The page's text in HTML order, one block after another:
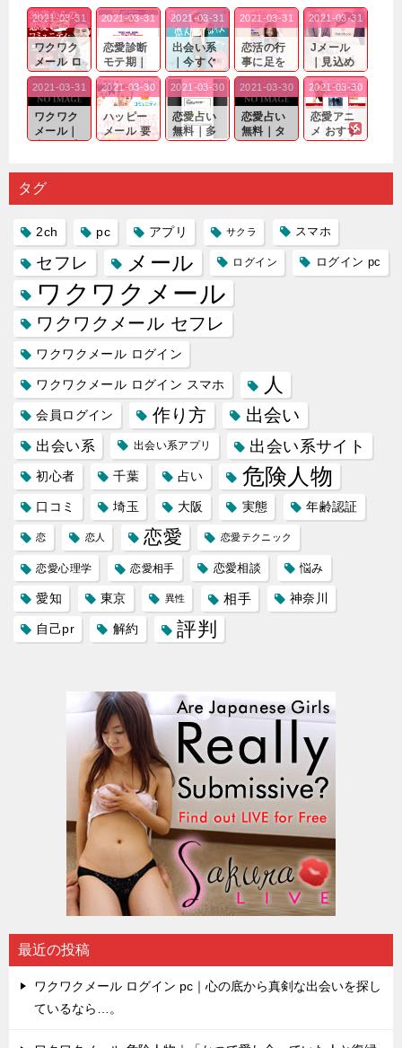
ワクワク
メール ロ
グイン pc
｜心の底
から真
剣...
2021-03-31
恋愛診断
モテ期｜
老若男女
問わ
ず…。
2021-03-31
出会い系
｜今すぐ
仲良くな
れる相手
探しをし
たいと...
2021-03-31
恋活の行
事に足を
運んでも
出会いの
チャンス
が訪れ...
2021-03-31
Jメール
｜見込め
る効果が
確実なも
のであっ
ても…...
2021-03-31
ワクワク
メール｜
出会い系
り会った
人に軽...
2021-03-31
ハッピー
メール 要
注意人物
するので
2021-03-30
恋愛占い
無料｜多
数ある出
プリの内
2021-03-30
恋愛占い
無料｜タ
ーゲット
る人に恋
2021-03-30
恋愛アニ
メ おすす
め｜「心
雑で素人
2021-03-30
タグ
2ch pc アプリ サクラ スマホ
セフレ メール ログイン ログイン pc
ワクワクメール
ワクワクメール セフレ
ワクワクメール ログイン
ワクワクメール ログイン スマホ 人
会員ログイン 作り方 出会い
出会い系 出会い系アプリ 出会い系サイト
初心者 千葉 占い 危険人物
口コミ 埼玉 大阪 実態 年齢認証
恋 恋人 恋愛 恋愛テクニック
恋愛心理学 恋愛相手 恋愛相談 悩み
愛知 東京 異性 相手 神奈川
自己pr 解約 評判
最近の投稿
ワクワクメール ログイン pc｜心の底から真剣な出会いを探し
ているなら…。